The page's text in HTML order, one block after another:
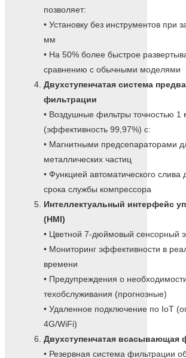
позволяет:
• Установку без инструментов при
мм
• На 50% более быстрое
сравнению с обычными моделями
Двухступенчатая система
фильтрации
• Воздушные фильтры точностью 1
(эффективность 99,97%) с:
• Магнитными предсепараторами
металлических частиц
• Функцией автоматического слива
срока службы компрессора
Интеллектуальный интерфейс
(HMI)
• Цветной 7-дюймовый сенсорный
• Мониторинг эффективности в
времени
• Предупреждения о
техобслуживания (прогнозные)
• Удаленное подключение по IoT
4G/WiFi)
Двухступенчатая всасывающая
• Резервная система фильтрации